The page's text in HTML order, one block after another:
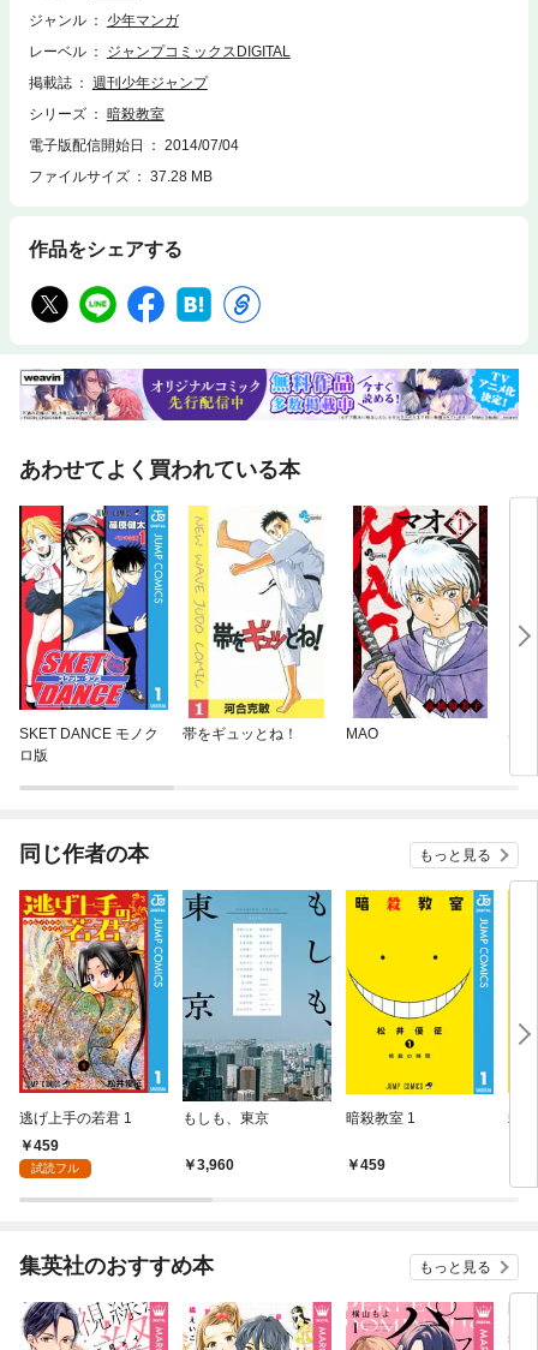
ジャンル
少年マンガ
レーベル
ジャンプコミックスDIGITAL
掲載誌
週刊少年ジャンプ
シリーズ
暗殺教室
電子版配信開始日
2014/07/04
ファイルサイズ
37.28 MB
作品をシェアする
あわせてよく買われている本
SKET DANCE モノク
ロ版
帯をギュッとね！ MAO
同じ作者の本 もっと見る
逃げ上手の若君 1
459
試読フル
もしも、東京
3,960
暗殺教室 1
459
殺
集英社のおすすめ本 もっと見る